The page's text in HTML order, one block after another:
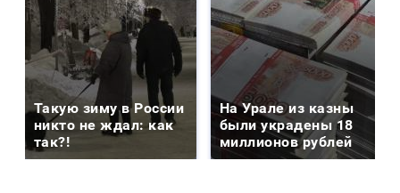
Такую зиму в России
никто не ждал: как
так?!
На Урале из казны
были украдены 18
миллионов рублей